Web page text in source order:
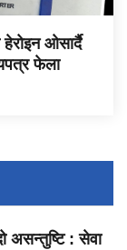
ओसार्दै
फेला
असन्तुष्टि : सेवा